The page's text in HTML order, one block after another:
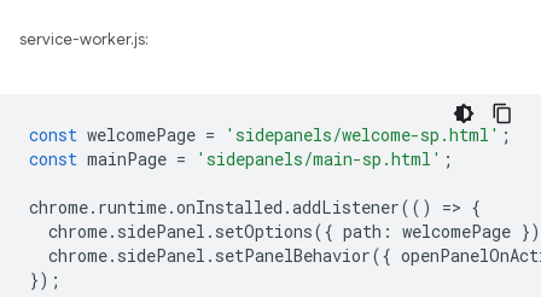
service-worker.js:
const welcomePage = 'sidepanels/welcome-sp.html' ;
const mainPage = 'sidepanels/main-sp.html' ;
chrome. runtime.onInstalled .addListener(() => {
chrome. sidePanel . setOptions({ path : welcomePage
chrome. sidePanel . setPanelBehavior({
});